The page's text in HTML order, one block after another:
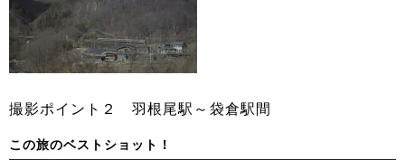
撮影ポイント２ 羽根尾駅～袋倉駅間
この旅のベストショット！